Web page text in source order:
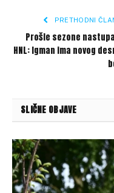
PRETHODNI
Prošle sezone
HNL: Igman ima novog
SLIČNE OBJAVE